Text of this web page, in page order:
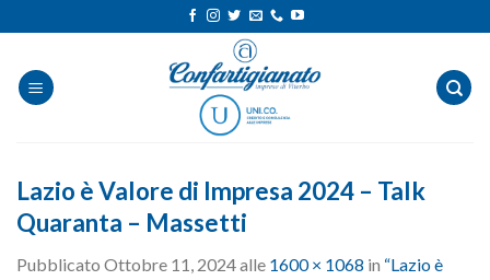
ai
contenuti
Lazio è Valore di Impresa 2024 – Talk
Quaranta – Massetti
Pubblicato Ottobre 11, 2024alle 1600 × 1068 in “Lazio è